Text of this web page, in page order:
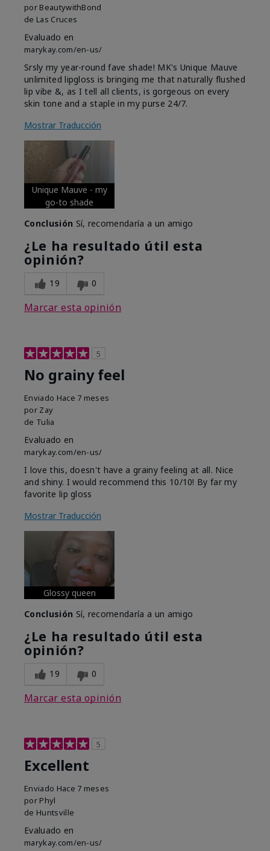
por BeautywithBond
de Las Cruces
Evaluado en
marykay.com/en-us/
Srsly my year-round fave shade! MK's Unique Mauve
unlimited lipgloss is bringing me that naturally flushed
lip vibe &, as I tell all clients, is gorgeous on every
skin tone and a staple in my purse 24/7.
Mostrar Traducción
Unique Mauve - my
go-to shade
Conclusión Sí, recomendaría a un amigo
¿Le ha resultado útil esta
opinión?
19 0
Marcar esta opinión
5
No grainy feel
Enviado Hace 7 meses
por Zay
de Tulia
Evaluado en
marykay.com/en-us/
I love this, doesn't have a grainy feeling at all. Nice
and shiny. I would recommend this 10/10! By far my
favorite lip gloss
Mostrar Traducción
Glossy queen
Conclusión Sí, recomendaría a un amigo
¿Le ha resultado útil esta
opinión?
19 0
Marcar esta opinión
5
Excellent
Enviado Hace 7 meses
por Phyl
de Huntsville
Evaluado en
marykay.com/en-us/